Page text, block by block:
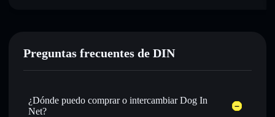
Preguntas frecuentes de DIN
¿Dónde puedo comprar o intercambiar Dog In
Net?